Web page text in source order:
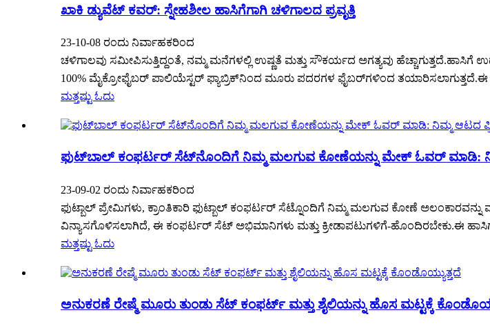
ಖಾಕಿ ಡ್ಯುವೆಟ್ ಕವರ್: ಸ್ನೇಹಶೀಲ ಹಾಸಿಗೆಗಾಗಿ ಚಳಿಗಾಲದ ಪ್ರವೃತ್ತಿ
23-10-08 ರಂದು ನಿರ್ವಾಹಕರಿಂದ
ಚಳಿಗಾಲವು ಸಮೀಪಿಸುತ್ತಿದ್ದಂತೆ, ನಮ್ಮ ಮನೆಗಳಲ್ಲಿ ಉಷ್ಣತೆ ಮತ್ತು ಸೌಕರ್ಯದ ಅಗತ್ಯವು
100% ಮೈಕ್ರೋಫೈಬರ್ ಪಾಲಿಯೆಸ್ಟರ್ ಫ್ಯಾಬ್ರಿಕ್‌ನಿಂದ ಮೂರು ಪದರಗಳ ಫೈಬರ್‌ಗಳಿಂದ ತಯಾರಿಸಲಾಗುತ್ತದೆ.ಈ
ಮತ್ತಷ್ಟು ಓದು
ಫುಟ್‌ಬಾಲ್ ಕಂಫರ್ಟರ್ ಸೆಟ್‌ನೊಂದಿಗೆ ನಿಮ್ಮ ಮಲಗುವ ಕೋಣೆಯನ್ನು ಮೇಕ್ ಓವರ್ ಮಾಡಿ:
23-09-02 ರಂದು ನಿರ್ವಾಹಕರಿಂದ
ಫುಟ್ಬಾಲ್ ಪ್ರೇಮಿಗಳು, ಕ್ರಾಂತಿಕಾರಿ ಫುಟ್ಬಾಲ್ ಕಂಫರ್ಟರ್ ಸೆಟ್ನೊಂದಿಗೆ ನಿಮ್ಮ ಮಲಗುವ ಕೋಣೆ
ವಿನ್ಯಾಸಗೊಳಿಸಲಾಗಿದೆ, ಈ ಕಂಫರ್ಟರ್ ಸೆಟ್ ಅಭಿಮಾನಿಗಳು ಮತ್ತು ಕ್ರೀಡಾಪಟುಗಳಿಗೆ-ಹೊಂದಿರಬೇಕು.ಈ
ಮತ್ತಷ್ಟು ಓದು
ಅನುಕರಣೆ ರೇಷ್ಮೆ ಮೂರು ತುಂಡು ಸೆಟ್ ಕಂಫರ್ಟ್ ಮತ್ತು ಶೈಲಿಯನ್ನು ಹೊಸ ಮಟ್ಟಕ್ಕೆ